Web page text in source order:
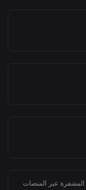
المشفرة عبر المنصات